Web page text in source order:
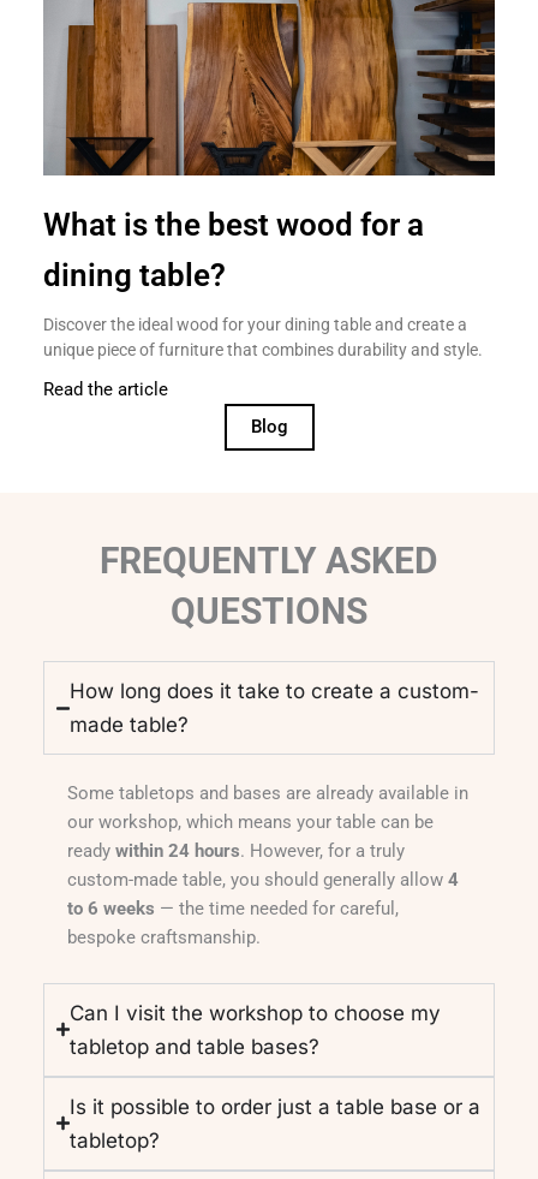
What is the best wood for a
dining table?
Discover the ideal wood for your dining table and create a
unique piece of furniture that combines durability and style.
Read the article
Blog
FREQUENTLY ASKED
QUESTIONS
How long does it take to create a custom-
made table?
Some tabletops and bases are already available in
our workshop, which means your table can be
ready within 24 hours. However, for a truly
custom-made table, you should generally allow 4
to 6 weeks — the time needed for careful,
bespoke craftsmanship.
Can I visit the workshop to choose my
tabletop and table bases?
Is it possible to order just a table base or a
tabletop?